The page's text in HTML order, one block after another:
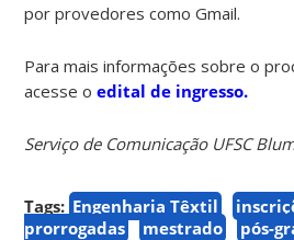
por provedores como Gmail.
Para mais informações sobre o
acesse oedital de ingresso.
Serviço de Comunicação UFSC
Tags: Engenharia Têxtil
prorrogadas
mestrado pós-